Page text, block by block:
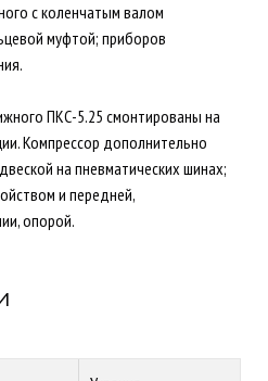
с коленчатым валом
муфтой; приборов
ПКС-5.25 смонтированы на
Компрессор дополнительно
на пневматических шинах;
и передней,
опорой.